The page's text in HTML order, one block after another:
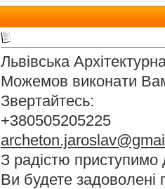
Львівська
Можемов виконати
Звертайтесь:
+380505205225
З радістю
Ви будете задоволені